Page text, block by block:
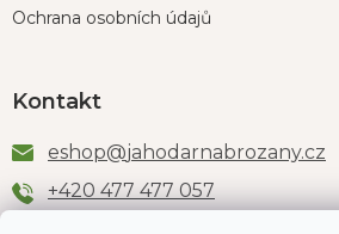
Ochrana osobních údajů
Kontakt
eshop@jahodarnabrozany.cz
+420 477 477 057